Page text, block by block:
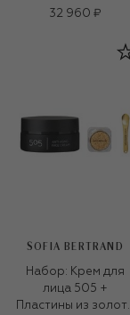
Eyes Radiant Elixir
32 960 ₽
SOFIA BERTRAND
Набор: Крем для
лица 505 +
Пластины из золота